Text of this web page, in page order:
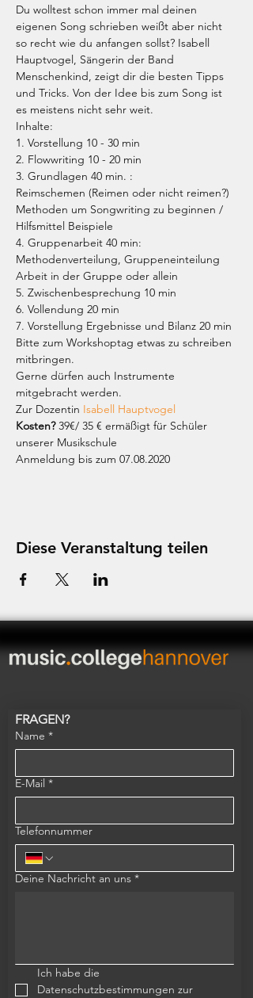
Du wolltest schon immer mal deinen
eigenen Song schrieben weißt aber nicht
so recht wie du anfangen sollst? Isabell
Hauptvogel, Sängerin der Band
Menschenkind, zeigt dir die besten Tipps
und Tricks. Von der Idee bis zum Song ist
es meistens nicht sehr weit.
Inhalte:
1. Vorstellung 10 - 30 min
2. Flowwriting 10 - 20 min
3. Grundlagen 40 min. :
Reimschemen (Reimen oder nicht reimen?)
Methoden um Songwriting zu beginnen /
Hilfsmittel Beispiele
4. Gruppenarbeit 40 min:
Methodenverteilung, Gruppeneinteilung
Arbeit in der Gruppe oder allein
5. Zwischenbesprechung 10 min
6. Vollendung 20 min
7. Vorstellung Ergebnisse und Bilanz 20 min
Bitte zum Workshoptag etwas zu schreiben
mitbringen.
Gerne dürfen auch Instrumente
mitgebracht werden.
Zur Dozentin Isabell Hauptvogel
Kosten? 39€/ 35 € ermäßigt für Schüler
unserer Musikschule
Anmeldung bis zum 07.08.2020
Diese Veranstaltung teilen
FRAGEN?
Name *
E-Mail *
Telefonnummer
Deine Nachricht an uns *
Ich habe die
Datenschutzbestimmungen zur